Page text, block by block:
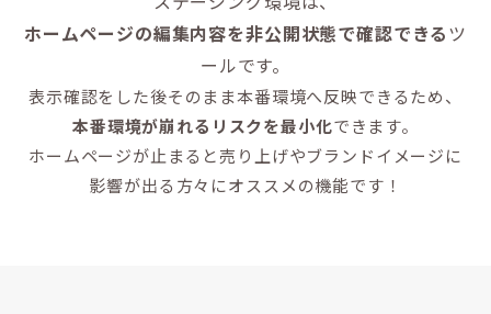
ホームページの編集内容を非公開状態で確認できるツ
ールです。
表示確認をした後そのまま本番環境へ反映できるため、
本番環境が崩れるリスクを最小化できます。
ホームページが止まると売り上げやブランドイメージに
影響が出る方々にオススメの機能です！